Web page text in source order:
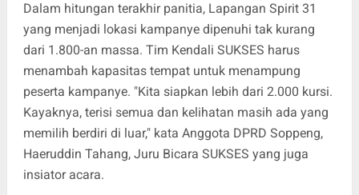
Dalam hitungan terakhir panitia, Lapangan Spirit 31
yang menjadi lokasi kampanye dipenuhi tak kurang
dari 1.800-an massa. Tim Kendali SUKSES harus
menambah kapasitas tempat untuk menampung
peserta kampanye. "Kita siapkan lebih dari 2.000 kursi.
Kayaknya, terisi semua dan kelihatan masih ada yang
memilih berdiri di luar," kata Anggota DPRD Soppeng,
Haeruddin Tahang, Juru Bicara SUKSES yang juga
insiator acara.